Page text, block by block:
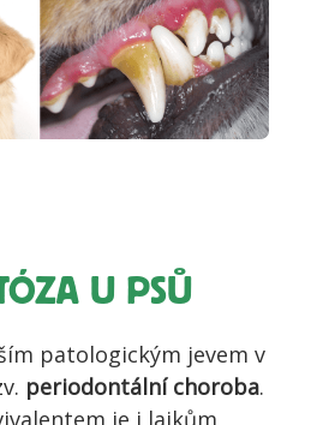
U PSŮ
patologickým jevem v
periodontální choroba.
je i laikům